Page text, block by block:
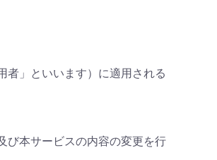
者」といいます）に適用される
び本サービスの内容の変更を行